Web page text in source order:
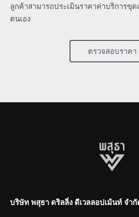
ลูกค้าสามารถประเมินราคาค่าบริการขุ
ตนเอง
ตรวจสอบราคา
บริษัท พสุธา ดริลลิ่ง ดีเวลลอปเม้นท์ จํา